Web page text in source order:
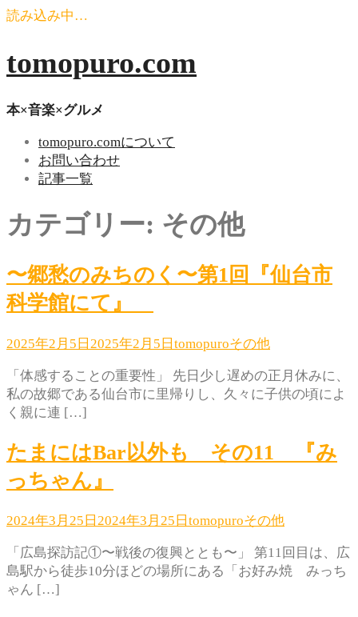
読み込み中…
コ
ン
ン
プ
tomopuro.com
本×音楽×グルメ
tomopuro.comについて
お問い合わせ
記事一覧
カテゴリー: その他
〜郷愁のみちのく〜第1回『仙台市
科学館にて』
2025年2月5日 2025年2月5日 tomopuroその他
「体感することの重要性」 先日少し遅めの正月休みに、
私の故郷である仙台市に里帰りし、久々に子供の頃によ
く親に連 […]
たまにはBar以外も その11 『み
っちゃん』
2024年3月25日 2024年3月25日 tomopuroその他
「広島探訪記①〜戦後の復興ととも〜」 第11回目は、広
島駅から徒歩10分ほどの場所にある「お好み焼 みっち
ゃん […]